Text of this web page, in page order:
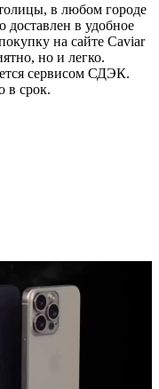
в любом городе
доставлен в удобное
на сайте Caviar
но и легко.
сервисом СДЭК.
в срок.